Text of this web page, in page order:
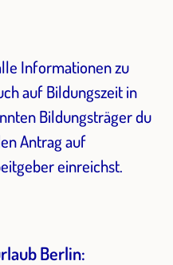
Informationen zu
auf Bildungszeit in
Bildungsträger du
Antrag auf
einreichst.
Berlin: